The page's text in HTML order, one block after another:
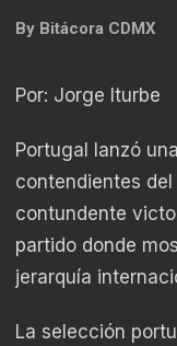
By Bitácora CDMX
Por: Jorge Iturbe
Portugal lanzó
contendientes
contundente
partido donde
jerarquía
La selección